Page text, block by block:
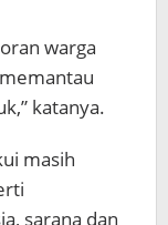
warga
katanya.
masih
sarana dan